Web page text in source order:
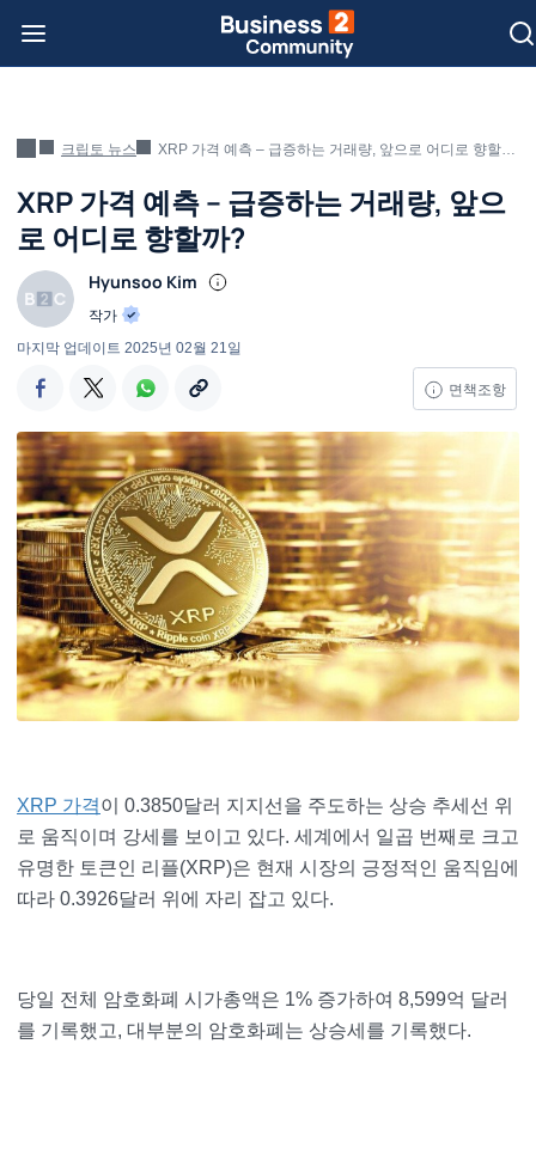
크립토 뉴스 XRP 가격 예측 – 급증하는 거래량, 앞으로 어디로 향할까?
XRP 가격 예측 – 급증하는 거래량, 앞으
로 어디로 향할까?
Hyunsoo Kim
작가
면책조항
마지막 업데이트 2025년 02월 21일
XRP 가격이 0.3850달러 지지선을 주도하는 상승 추세선 위
로 움직이며 강세를 보이고 있다. 세계에서 일곱 번째로 크고
유명한 토큰인 리플(XRP)은 현재 시장의 긍정적인 움직임에
따라 0.3926달러 위에 자리 잡고 있다.
당일 전체 암호화폐 시가총액은 1% 증가하여 8,599억 달러
를 기록했고, 대부분의 암호화폐는 상승세를 기록했다.